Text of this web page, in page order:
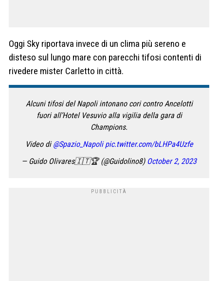
Oggi Sky riportava invece di un clima più sereno e
disteso sul lungo mare con parecchi tifosi contenti di
rivedere mister Carletto in città.
Alcuni tifosi del Napoli intonano cori contro Ancelotti
fuori all’Hotel Vesuvio alla vigilia della gara di
Champions.
Video di@Spazio_Napoli pic.twitter.com/bLHPa4Uzfe
— Guido Olivares🇮🇹🏆 (@Guidolino8) October 2, 2023